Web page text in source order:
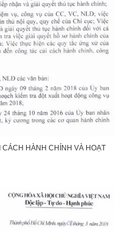
CÁCH HÀNH CHÍNH VÀ HOẠT